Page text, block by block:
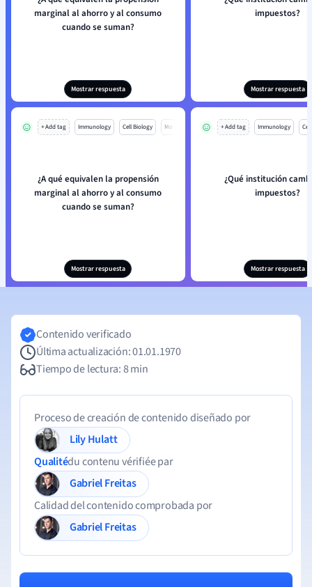
marginal al ahorro y al consumo
cuando se suman?
Mostrar respuesta
impuestos?
Mostrar respuesta
+ Add tag Immunology Cell Biology Mo
¿A qué equivalen la propensión
marginal al ahorro y al consumo
cuando se suman?
Mostrar respuesta
+ Add tag Immunology
¿Qué institución
impuestos?
Mostrar respuesta
Contenido verificado
Última actualización: 01.01.1970
Tiempo de lectura: 8 min
Proceso de creación de contenido diseñado por
Lily Hulatt
Qualitédu contenu vérifiée par
Gabriel Freitas
Calidad del contenido comprobada por
Gabriel Freitas